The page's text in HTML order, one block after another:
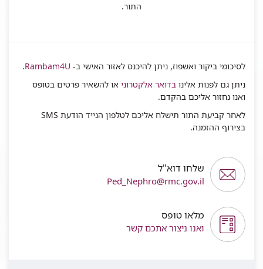
התור.
לסיכומי ביקור ואשפוז, ניתן להיכנס לאזור האישי ב- Rambam4U
.
ניתן גם לפנות אלינו בדואר אלקטרוני או להשאיר פרטים בטופס
ואנו נחזור אליכם בהקדם.
לאחר קביעת התור תישלח אליכם לטלפון הנייד הודעת SMS
בצירוף ההזמנה.
שלחו דוא"ל
Ped_Nephro@rmc.gov.il
מלאו טופס
ואנו ניצור אתכם קשר